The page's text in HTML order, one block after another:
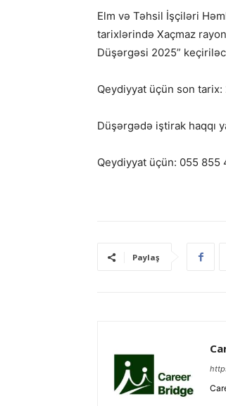
Elm və Təhsil İşçiləri
tarixlərində Xaçmaz
Düşərgəsi 2025”
Qeydiyyat üçün son
Düşərgədə iştirak haqqı
Qeydiyyat üçün: 055 855
Paylaş